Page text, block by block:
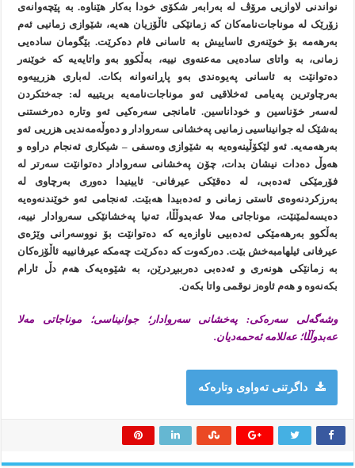
نواندنی لاوازیی مرۆڤ لە بەرابەر شکۆی خودا بەکار هێناوە. بە پێچەوانەی
زۆرێک لە موناجات‌نامەکان کە زمانێکی ئاڵۆزیان هەیە، شێوازی زمانیی ئەم
بەرهەمە بۆ خوێنەری ئاساییش بە ئاسانی فام دەکرێت. بێگومان سادەیی
زمانی، بە واتای سادەیی مەعنەوی نییە، بەڵکوو بەو واتایەیە کە خوێنەر
دەتوانێت بە ئاسانی پەیوەندی بەو پاڕانەوانە بکات. لەباری هزرییەوە
بەرچاوترین پەیامی ئەخلاقیی ئەو موناجات‌نامەیە بریتییە لە: جەختکردن
لەسەر خۆناسین و خوداناسین. ئامانجی سەرەکیی ئەو وتارە دەرخستنی
بەشێک لە جوانیناسیی زمانیی پەخشانی سەروادار و دەوڵەمەندیی هزریی ئەو
بەرهەمەیە. ئەو لێکۆڵینەوەیە بە شێوازی وەسفی – شیکاری ئەنجام دراوە و
هەوڵ دەدات نیشان بدات، چۆن پەخشانی سەروادار دەتوانێت سەرتر لە
فۆرمێکی ئەدەبی، لە دەقێکی عیرفانی- ئایینیدا دەوری بەرچاوی لە
بەرزکردنەوەی ئاستی زمانی و ئەدەبیدا هەبێت. ئەنجامی ئەو خوێندنەوەیە
دەیسەلمێنێت، موناجاتی مەلا عەبدوڵڵا، تەنیا پەخشانێکی سەروادار نییە،
بەڵکوو بەرهەمێکی ئەدەبیی ناوازەیە کە دەتوانێت بۆ نووسەرانی وێژەی
عیرفانی ئیلهامبەخش بێت. دەرکەوت کە دەکرێت چەمکە عیرفانییە ئاڵۆزەکان
بە زمانێکی هونەری و ئەدەبی دەرببڕدرێن، بە شێوەیەک هەم دڵ ئارام
بکەنەوە و هەم ئاوەز نوقمی واتا بکەن.
وشەگەلی سەرەکی: پەخشانی سەروادار؛ جوانیناسی؛ موناجاتی مەلا
عەبدوڵڵا؛ عەللامە ئەحمەدیان.
داگرتنی تەواوی وتارەکە